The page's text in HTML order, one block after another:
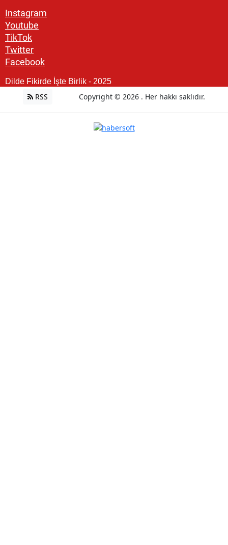
Instagram
Youtube
TikTok
Twitter
Facebook
Dilde Fikirde İşte Birlik - 2025
RSS Copyright © 2026 . Her hakkı saklıdır.